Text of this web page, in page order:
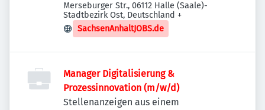
Merseburger Str., 06112 Halle (Saale)-
Stadtbezirk Ost, Deutschland +
SachsenAnhaltJOBS.de
Manager Digitalisierung &
Prozessinnovation (m/w/d)
Stellenanzeigen aus einem